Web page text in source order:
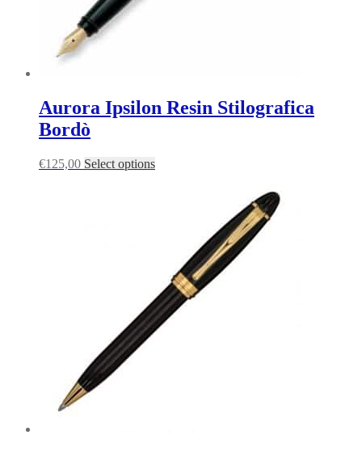
Aurora Ipsilon Resin Stilografica
Bordò
€125,00 Select options